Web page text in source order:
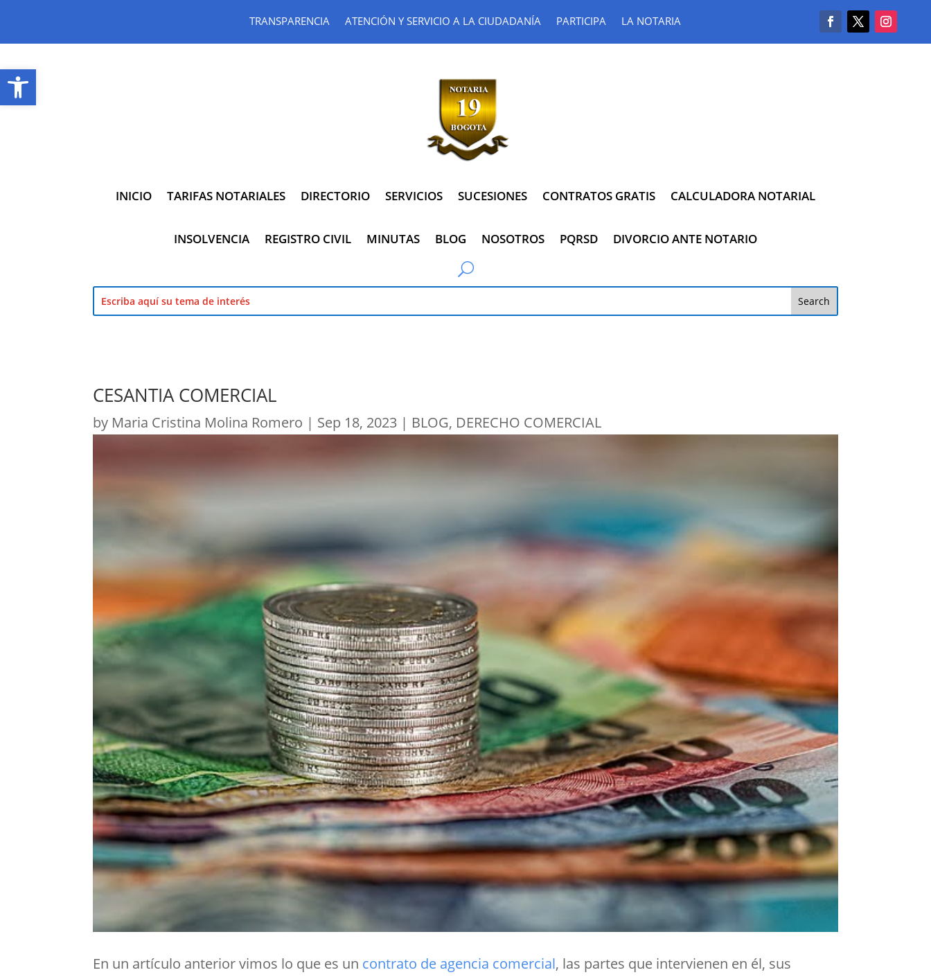
Abrir barra de herramientas
TRANSPARENCIA ATENCIÓN Y SERVICIO A LA CIUDADANÍA PARTICIPA LA NOTARIA
INICIO TARIFAS NOTARIALES DIRECTORIO SERVICIOS SUCESIONES CONTRATOS GRATIS CALCULADORA NOTARIAL
INSOLVENCIA REGISTRO CIVIL MINUTAS BLOG NOSOTROS PQRSD DIVORCIO ANTE NOTARIO
CESANTIA COMERCIAL
by Maria Cristina Molina Romero | Sep 18, 2023 | BLOG, DERECHO COMERCIAL
En un artículo anterior vimos lo que es un contrato de agencia comercial, las partes que intervienen en él, sus